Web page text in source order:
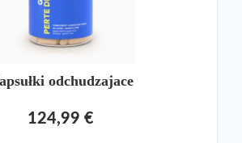
odchudzajace
124,99 €